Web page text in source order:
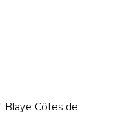
Blaye Côtes de